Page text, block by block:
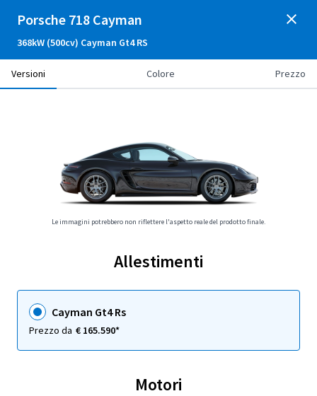
Porsche 718 Cayman
368kW (500cv) Cayman Gt4 RS
Versioni Colore Prezzo
Le immagini potrebbero non riflettere l'aspetto reale del prodotto finale.
Allestimenti
Cayman Gt4 Rs
Prezzo da € 165.590*
Motori